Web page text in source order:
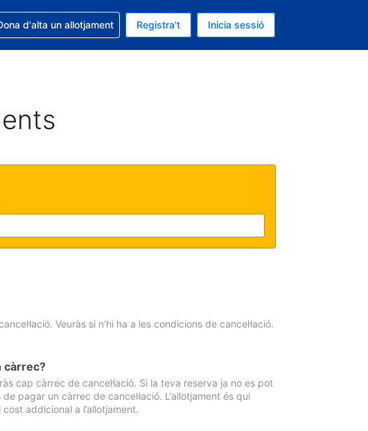
actual és EUR
actual és Català
ajuda amb la reserva
d'alta un allotjament Registra't Inicia sessió
Veuràs si n'hi ha a les condicions de cancel·lació.
càrrec?
cap càrrec de cancel·lació. Si la teva reserva ja no es pot
pagar un càrrec de cancel·lació. L’allotjament és qui
addicional a l’allotjament.